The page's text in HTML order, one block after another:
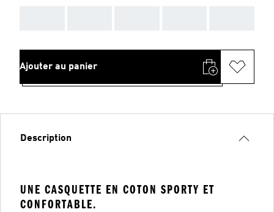
Ajouter au panier
Description
UNE CASQUETTE EN COTON SPORTY ET
CONFORTABLE.